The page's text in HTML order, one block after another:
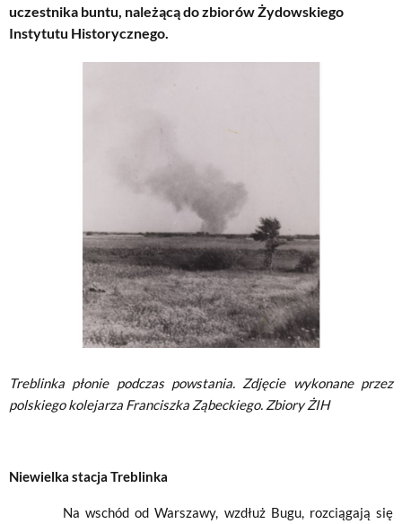
uczestnika buntu, należącą do zbiorów Żydowskiego
Instytutu Historycznego.
Treblinka płonie podczas powstania. Zdjęcie wykonane przez
polskiego kolejarza Franciszka Ząbeckiego. Zbiory ŻIH
Niewielka stacja Treblinka
Na wschód od Warszawy, wzdłuż Bugu, rozciągają się